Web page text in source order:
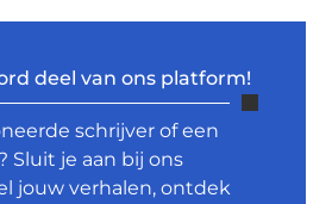
deel van ons platform!
schrijver of een
Sluit je aan bij ons
jouw verhalen, ontdek